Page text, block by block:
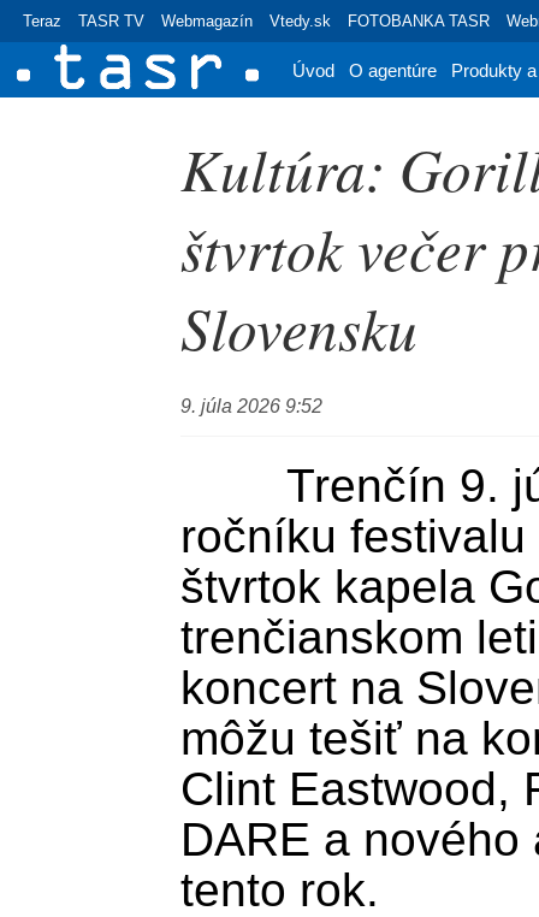
Teraz TASR TV Webmagazín Vtedy.sk FOTOBANKA TASR
Úvod O agentúre Produkty
Kultúra:
štvrtok večer
Slovensku
9. júla 2026 9:52
ročníku
štvrtok kapela
trenčianskom
koncert na
môžu tešiť na
Clint Eastwood,
DARE a
tento rok.